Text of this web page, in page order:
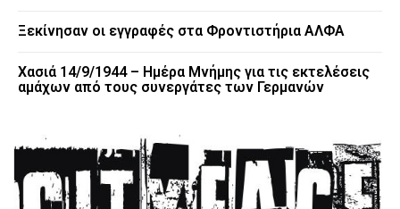
Ξεκίνησαν οι εγγραφές στα Φροντιστήρια ΑΛΦΑ
Χασιά 14/9/1944 – Ημέρα Μνήμης για τις εκτελέσεις
αμάχων από τους συνεργάτες των Γερμανών